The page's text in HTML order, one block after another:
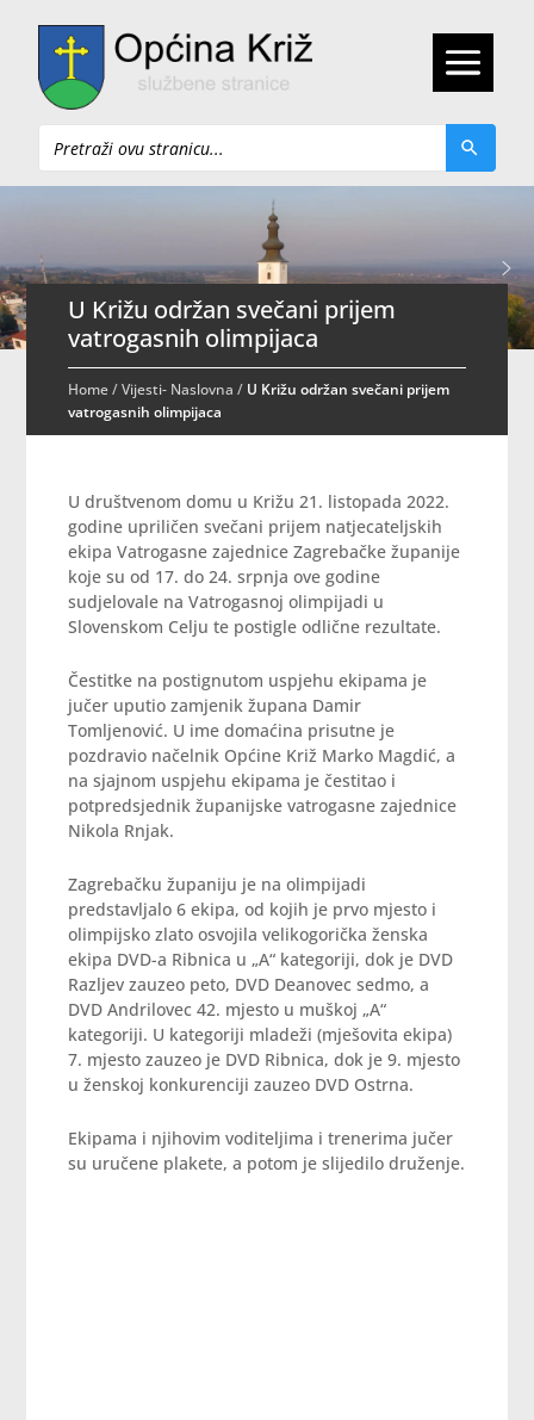
Pretraži
U Križu održan svečani prijem
vatrogasnih olimpijaca
Home/Vijesti- Naslovna / U Križu održan svečani prijem
vatrogasnih olimpijaca
U društvenom domu u Križu 21. listopada 2022.
godine upriličen svečani prijem natjecateljskih
ekipa Vatrogasne zajednice Zagrebačke županije
koje su od 17. do 24. srpnja ove godine
sudjelovale na Vatrogasnoj olimpijadi u
Slovenskom Celju te postigle odlične rezultate.
Čestitke na postignutom uspjehu ekipama je
jučer uputio zamjenik župana Damir
Tomljenović. U ime domaćina prisutne je
pozdravio načelnik Općine Križ Marko Magdić, a
na sjajnom uspjehu ekipama je čestitao i
potpredsjednik županijske vatrogasne zajednice
Nikola Rnjak.
Zagrebačku županiju je na olimpijadi
predstavljalo 6 ekipa, od kojih je prvo mjesto i
olimpijsko zlato osvojila velikogorička ženska
ekipa DVD-a Ribnica u „A“ kategoriji, dok je DVD
Razljev zauzeo peto, DVD Deanovec sedmo, a
DVD Andrilovec 42. mjesto u muškoj „A“
kategoriji. U kategoriji mladeži (mješovita ekipa)
7. mjesto zauzeo je DVD Ribnica, dok je 9. mjesto
u ženskoj konkurenciji zauzeo DVD Ostrna.
Ekipama i njihovim voditeljima i trenerima jučer
su uručene plakete, a potom je slijedilo druženje.